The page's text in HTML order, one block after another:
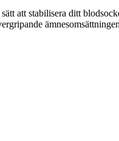
att stabilisera ditt